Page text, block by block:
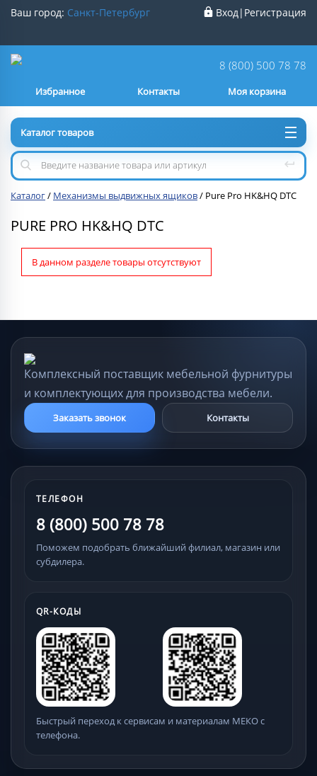
Ваш город: Санкт-Петербург
Нет
Вход| Регистрация
8 (800) 500 78 78
Контакты
Избранное Моя корзина
Каталог товаров
Каталог/ Механизмы выдвижных ящиков/ Pure Pro HK&HQ DTC
PURE PRO HK&HQ DTC
В данном разделе товары отсутствуют
Комплексный поставщик мебельной фурнитуры
и комплектующих для производства мебели.
Заказать звонок Контакты
ТЕЛЕФОН
8 (800) 500 78 78
Поможем подобрать ближайший филиал, магазин или
субдилера.
QR-КОДЫ
Быстрый переход к сервисам и материалам МЕКО с
телефона.